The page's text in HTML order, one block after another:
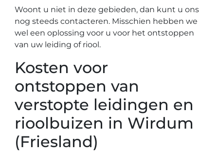
Woont u niet in deze gebieden, dan kunt u ons
nog steeds contacteren. Misschien hebben we
wel een oplossing voor u voor het ontstoppen
van uw leiding of riool.
Kosten voor
ontstoppen van
verstopte leidingen en
rioolbuizen in Wirdum
(Friesland)